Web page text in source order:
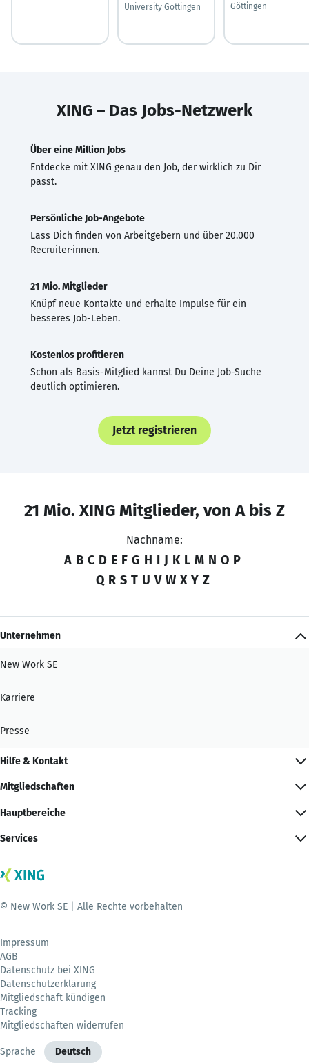
University Göttingen
Göttingen
XING – Das Jobs-Netzwerk
Über eine Million Jobs
Entdecke mit XING genau den Job, der wirklich zu Dir
passt.
Persönliche Job-Angebote
Lass Dich finden von Arbeitgebern und über 20.000
Recruiter·innen.
21 Mio. Mitglieder
Knüpf neue Kontakte und erhalte Impulse für ein
besseres Job-Leben.
Kostenlos profitieren
Schon als Basis-Mitglied kannst Du Deine Job-Suche
deutlich optimieren.
Jetzt registrieren
21 Mio. XING Mitglieder, von A bis Z
Nachname:
A B C D E F G H I J K L M N O P
Q R S T U V W X Y Z
Unternehmen
New Work SE
Karriere
Presse
Hilfe & Kontakt
Mitgliedschaften
Hauptbereiche
Services
© New Work SE | Alle Rechte vorbehalten
Impressum
AGB
Datenschutz bei XING
Datenschutzerklärung
Mitgliedschaft kündigen
Tracking
Mitgliedschaften widerrufen
Sprache Deutsch